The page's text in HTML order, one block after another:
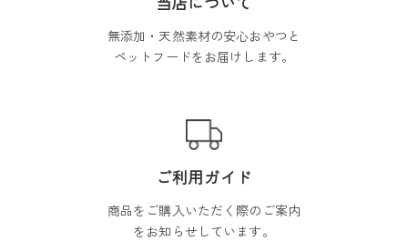
無添加・天然素材の安心おやつと
ペットフードをお届けします。
ご利用ガイド
商品をご購入いただく際のご案内
をお知らせしています。